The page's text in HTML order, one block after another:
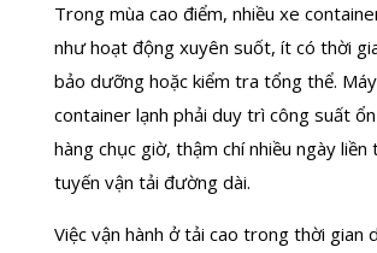
Trong mùa cao điểm, nhiều xe
như hoạt động xuyên suốt, ít có thời
bảo dưỡng hoặc kiểm tra tổng thể.
container lạnh phải duy trì công suất
hàng chục giờ, thậm chí nhiều ngày liền
tuyến vận tải đường dài.
Việc vận hành ở tải cao trong thời gian